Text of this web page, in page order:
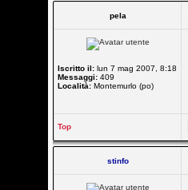
pela
Iscritto il: lun 7 mag 2007, 8:18
Messaggi: 409
Località: Montemurlo (po)
Top
stinfo